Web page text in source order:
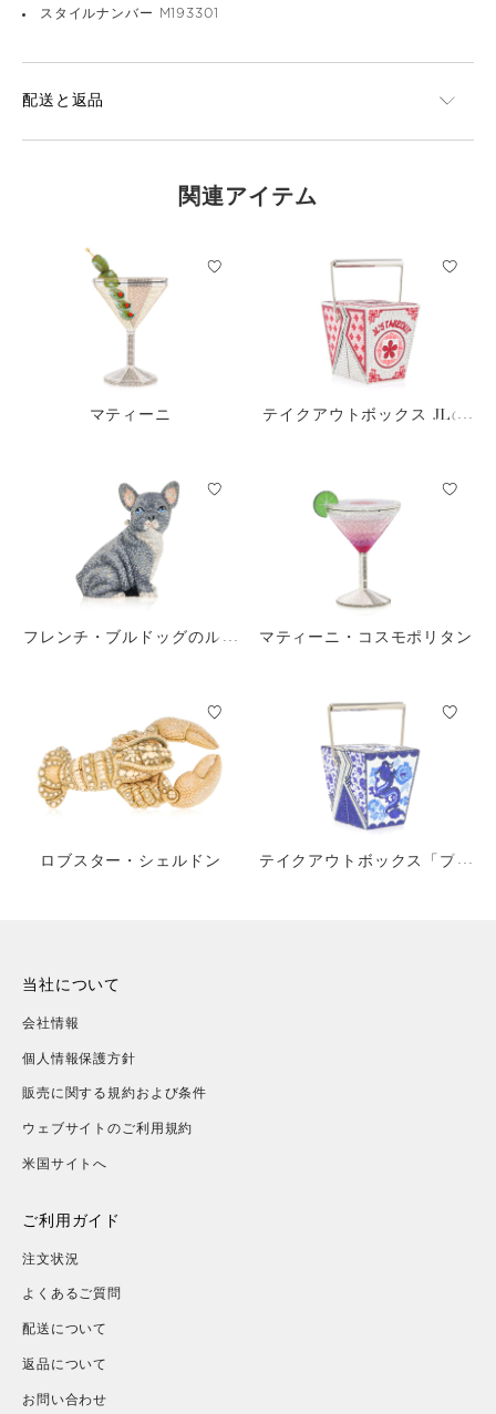
スタイルナンバー M193301
配送と返品
関連アイテム
マティーニ
テイクアウトボックス JLの
フレンチ・ブルドッグのルー
マティーニ・コスモポリタン
ロブスター・シェルドン
テイクアウトボックス「ブル
当社について
会社情報
個人情報保護方針
販売に関する規約および条件
ウェブサイトのご利用規約
米国サイトへ
ご利用ガイド
注文状況
よくあるご質問
配送について
返品について
お問い合わせ